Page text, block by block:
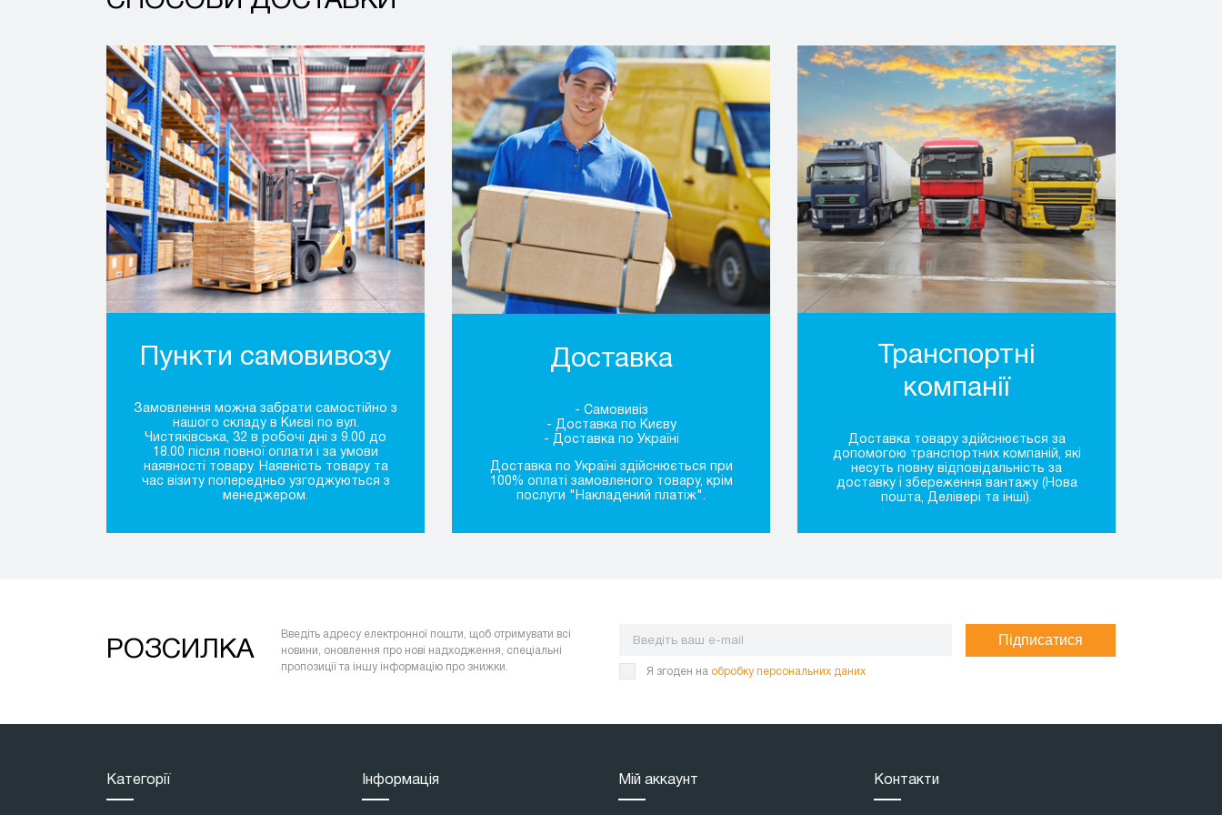
Пункти самовивозу
Замовлення можна забрати самостійно з
нашого складу в Києві по вул.
Чистяківська, 32 в робочі дні з 9.00 до
18.00 після повної оплати і за умови
наявності товару. Наявність товару та
час візиту попередньо узгоджуються з
менеджером.
Доставка
- Самовивіз
- Доставка по Києву
- Доставка по Україні
Доставка по Україні здійснюється при
100% оплаті замовленого товару, крім
послуги "Накладений платіж".
Транспортні
компанії
Доставка товару здійснюється за
допомогою транспортних компаній, які
несуть повну відповідальність за
доставку і збереження вантажу (Нова
пошта, Делівері та інші).
РОЗСИЛКА
Введіть адресу електронної пошти, щоб отримувати всі
новини, оновлення про нові надходження, спеціальні
пропозиції та іншу інформацію про знижки.
Я згоден на обробку персональних даних
Підписатися
Категорії Інформація Мій аккаунт Контакти